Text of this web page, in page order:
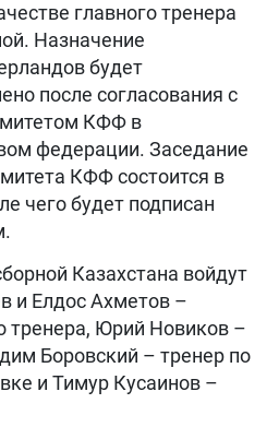
главного тренера
Назначение
будет
после согласования с
КФФ в
федерации. Заседание
КФФ состоится в
чего будет подписан
Казахстана войдут
и Елдос Ахметов –
тренера, Юрий Новиков –
Боровский – тренер по
и Тимур Кусаинов –